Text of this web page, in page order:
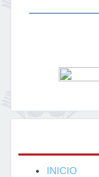
INICIO